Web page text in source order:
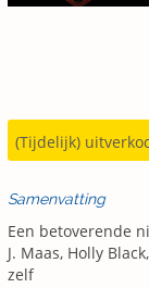
(Tijdelijk)
Samenvatting
Een betoverende
J. Maas, Holly
zelf